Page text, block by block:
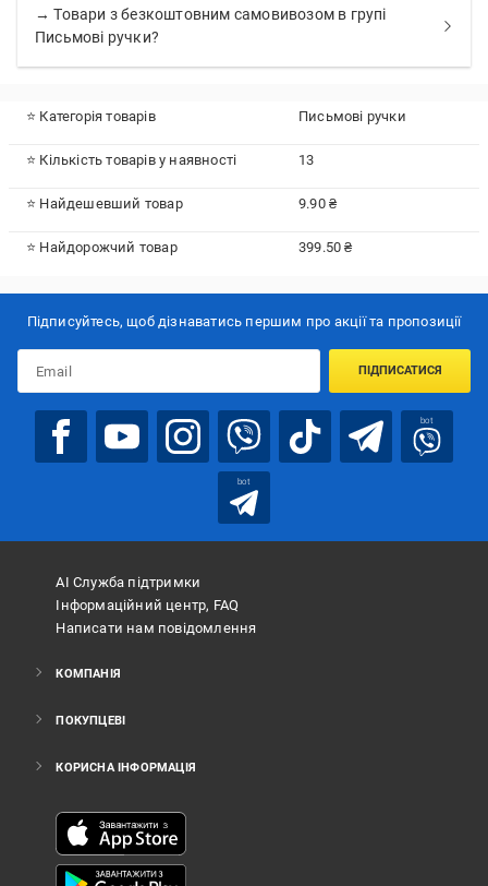
→ Товари з безкоштовним самовивозом в групі
Письмові ручки?
⭐ Категорія товарів Письмові ручки
⭐ Кількість товарів у наявності 13
⭐ Найдешевший товар 9.90 ₴
⭐ Найдорожчий товар 399.50 ₴
Підписуйтесь, щоб дізнаватись першим про акції та пропозиції
ПІДПИСАТИСЯ
bot
bot
АІ Служба підтримки
Інформаційний центр, FAQ
Написати нам повідомлення
КОМПАНІЯ
ПОКУПЦЕВІ
КОРИСНА ІНФОРМАЦІЯ